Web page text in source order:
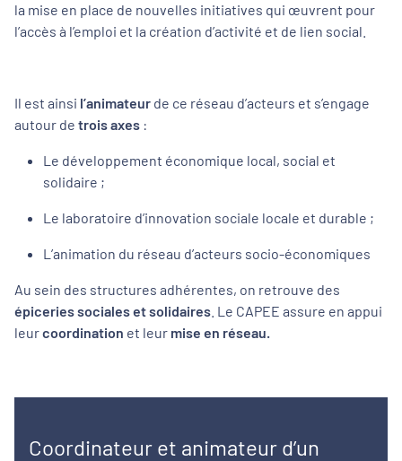
la mise en place de nouvelles initiatives qui œuvrent pour
l’accès à l’emploi et la création d’activité et de lien social.
Il est ainsi l’animateur de ce réseau d’acteurs et s’engage
autour de trois axes :
Le développement économique local, social et
solidaire ;
Le laboratoire d’innovation sociale locale et durable ;
L’animation du réseau d’acteurs socio-économiques
Au sein des structures adhérentes, on retrouve des
épiceries sociales et solidaires . Le CAPEE assure en appui
leurcoordination et leur mise en réseau.
Coordinateur et animateur d’un